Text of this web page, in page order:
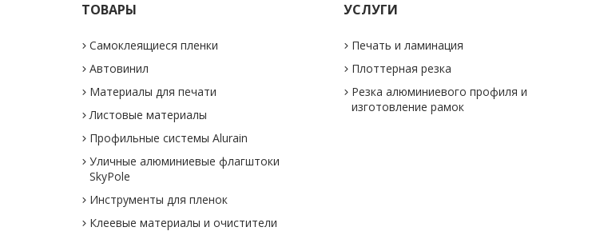
ТОВАРЫ
Самоклеящиеся пленки
Автовинил
Материалы для печати
Листовые материалы
Профильные системы Alurain
Уличные алюминиевые флагштоки
SkyPole
Инструменты для пленок
Клеевые материалы и очистители
УСЛУГИ
Печать и ламинация
Плоттерная резка
Резка алюминиевого профиля и
изготовление рамок